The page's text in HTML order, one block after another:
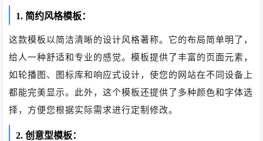
1. 简约风格模板：
这款模板以简洁清晰的设计风格著称。它的布局简单明了，
给人一种舒适和专业的感觉。模板提供了丰富的页面元素，
如轮播图、图标库和响应式设计，使您的网站在不同设备上
都能完美显示。此外，这个模板还提供了多种颜色和字体选
择，方便您根据实际需求进行定制修改。
2. 创意型模板：